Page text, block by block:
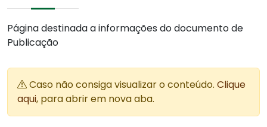
Página destinada a informações do documento de
Publicação
Caso não consiga visualizar o conteúdo. Clique
aqui, para abrir em nova aba.